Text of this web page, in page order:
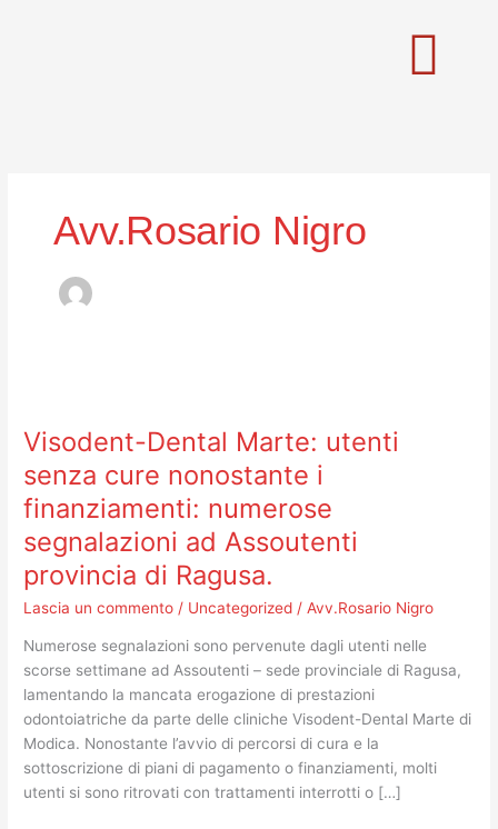
Avv.Rosario Nigro
Visodent-Dental Marte: utenti
senza cure nonostante i
finanziamenti: numerose
segnalazioni ad Assoutenti
provincia di Ragusa.
Lascia un commento / Uncategorized /Avv.Rosario Nigro
Numerose segnalazioni sono pervenute dagli utenti nelle
scorse settimane ad Assoutenti – sede provinciale di Ragusa,
lamentando la mancata erogazione di prestazioni
odontoiatriche da parte delle cliniche Visodent-Dental Marte di
Modica. Nonostante l’avvio di percorsi di cura e la
sottoscrizione di piani di pagamento o finanziamenti, molti
utenti si sono ritrovati con trattamenti interrotti o […]
Marte:
senza
cure
nonostante
finanziamenti:
numerose